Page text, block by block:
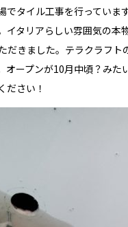
でタイル工事を行ってい
イタリアらしい雰囲気の
だきました。テラクラフ
オープンが10月中頃？み
ださい！